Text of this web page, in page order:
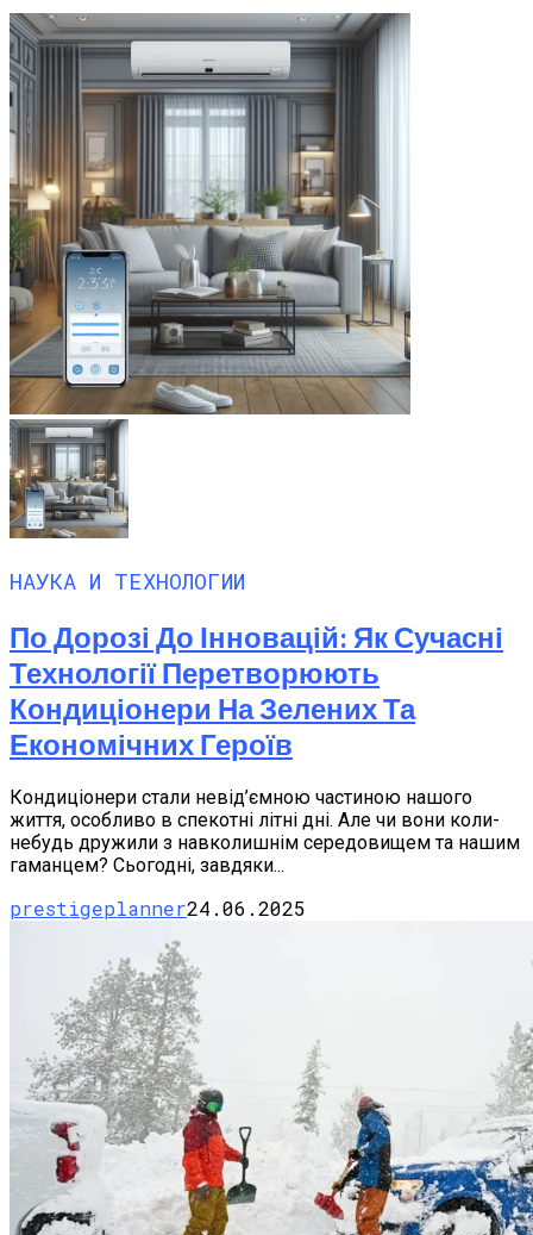
НАУКА И ТЕХНОЛОГИИ
По Дорозі До Інновацій: Як Сучасні
Технології Перетворюють
Кондиціонери На Зелених Та
Економічних Героїв
Кондиціонери стали невід’ємною частиною нашого
життя, особливо в спекотні літні дні. Але чи вони коли-
небудь дружили з навколишнім середовищем та нашим
гаманцем? Сьогодні, завдяки...
prestigeplanner24.06.2025